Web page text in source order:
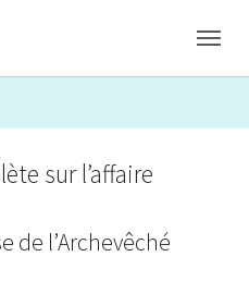
sur l’affaire
de l’Archevêché